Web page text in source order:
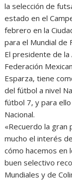
la selección de
estado en el
febrero en la
para el Mundial de
El presidente de la
Federación
Esparza, tiene
del fútbol a nivel
fútbol 7, y para
Nacional.
«Recuerdo la gran
mucho el interés
cómo hacemos en
buen selectivo
Mundiales y de